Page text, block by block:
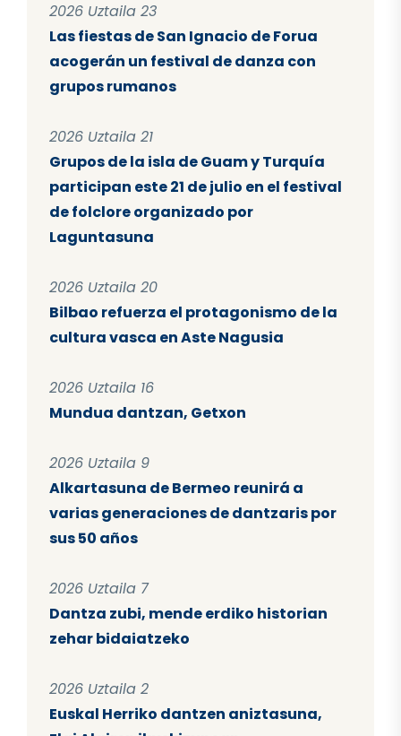
2026 Uztaila 23
Las fiestas de San Ignacio de Forua
acogerán un festival de danza con
grupos rumanos
2026 Uztaila 21
Grupos de la isla de Guam y Turquía
participan este 21 de julio en el festival
de folclore organizado por
Laguntasuna
2026 Uztaila 20
Bilbao refuerza el protagonismo de la
cultura vasca en Aste Nagusia
2026 Uztaila 16
Mundua dantzan, Getxon
2026 Uztaila 9
Alkartasuna de Bermeo reunirá a
varias generaciones de dantzaris por
sus 50 años
2026 Uztaila 7
Dantza zubi, mende erdiko historian
zehar bidaiatzeko
2026 Uztaila 2
Euskal Herriko dantzen aniztasuna,